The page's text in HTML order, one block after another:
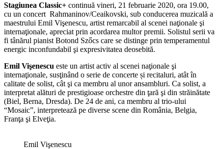
Stagiunea Classic+ continuă vineri, 21 februarie 2020, ora 19.00,
cu un concert Rahmaninov/Ceaikovski, sub conducerea muzicală a
maestrului Emil Vişenescu, artist remarcabil al scenei naţionale şi
internaţionale, apreciat prin acordarea multor premii. Solistul serii va
fi tânărul pianist Botond Szőcs care se distinge prin temperamentul
energic inconfundabil şi expresivitatea deosebită.
Emil Vişenescu este un artist activ al scenei naţionale şi
internaţionale, susţinând o serie de concerte și recitaluri, atât în
calitate de solist, cât şi ca membru al unor ansambluri. Ca solist, a
interpretat alături de prestigioase orchestre din ţară şi din străinătate
(Biel, Berna, Dresda). De 24 de ani, ca membru al trio-ului
“Mosaic”, interpretează pe diverse scene din România, Belgia,
Franţa şi Elveţia.
Emil Vişenescu